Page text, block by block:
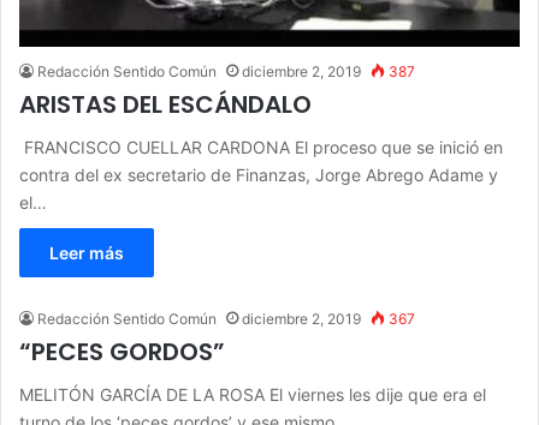
Redacción Sentido Común diciembre 2, 2019 387
ARISTAS DEL ESCÁNDALO
FRANCISCO CUELLAR CARDONA El proceso que se inició en
contra del ex secretario de Finanzas, Jorge Abrego Adame y
el…
Leer más
Redacción Sentido Común diciembre 2, 2019 367
“PECES GORDOS”
MELITÓN GARCÍA DE LA ROSA El viernes les dije que era el